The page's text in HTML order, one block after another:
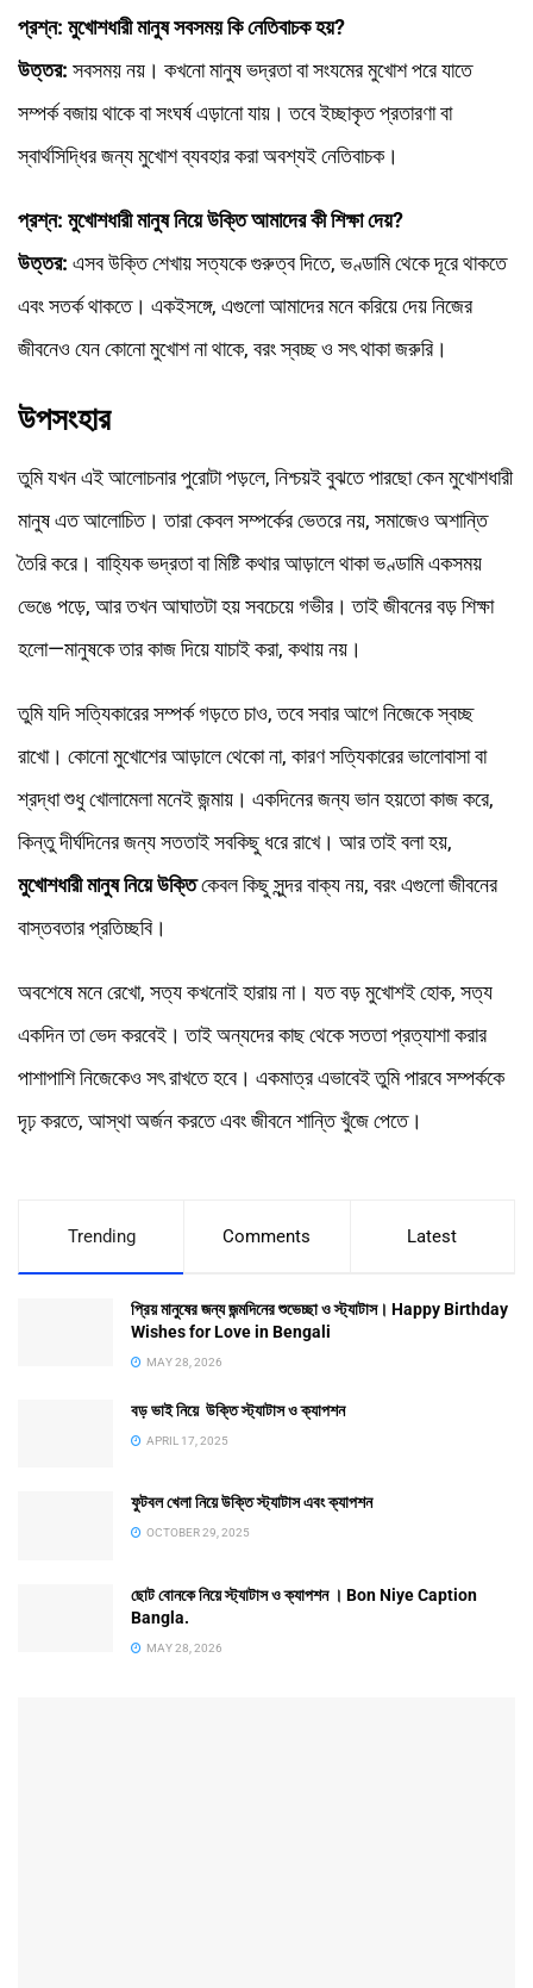
প্রশ্ন: মুখোশধারী মানুষ সবসময় কি নেতিবাচক হয়?
উত্তর: সবসময় নয়। কখনো মানুষ ভদ্রতা বা সংযমের মুখোশ পরে যাতে
সম্পর্ক বজায় থাকে বা সংঘর্ষ এড়ানো যায়। তবে ইচ্ছাকৃত প্রতারণা বা
স্বার্থসিদ্ধির জন্য মুখোশ ব্যবহার করা অবশ্যই নেতিবাচক।
প্রশ্ন: মুখোশধারী মানুষ নিয়ে উক্তি আমাদের কী শিক্ষা দেয়?
উত্তর: এসব উক্তি শেখায় সত্যকে গুরুত্ব দিতে, ভণ্ডামি থেকে দূরে থাকতে
এবং সতর্ক থাকতে। একইসঙ্গে, এগুলো আমাদের মনে করিয়ে দেয় নিজের
জীবনেও যেন কোনো মুখোশ না থাকে, বরং স্বচ্ছ ও সৎ থাকা জরুরি।
উপসংহার
তুমি যখন এই আলোচনার পুরোটা পড়লে, নিশ্চয়ই বুঝতে পারছো কেন মুখোশধারী
মানুষ এত আলোচিত। তারা কেবল সম্পর্কের ভেতরে নয়, সমাজেও অশান্তি
তৈরি করে। বাহ্যিক ভদ্রতা বা মিষ্টি কথার আড়ালে থাকা ভণ্ডামি একসময়
ভেঙে পড়ে, আর তখন আঘাতটা হয় সবচেয়ে গভীর। তাই জীবনের বড় শিক্ষা
হলো—মানুষকে তার কাজ দিয়ে যাচাই করা, কথায় নয়।
তুমি যদি সত্যিকারের সম্পর্ক গড়তে চাও, তবে সবার আগে নিজেকে স্বচ্ছ
রাখো। কোনো মুখোশের আড়ালে থেকো না, কারণ সত্যিকারের ভালোবাসা বা
শ্রদ্ধা শুধু খোলামেলা মনেই জন্মায়। একদিনের জন্য ভান হয়তো কাজ করে,
কিন্তু দীর্ঘদিনের জন্য সততাই সবকিছু ধরে রাখে। আর তাই বলা হয়,
মুখোশধারী মানুষ নিয়ে উক্তিকেবল কিছু সুন্দর বাক্য নয়, বরং এগুলো জীবনের
বাস্তবতার প্রতিচ্ছবি।
অবশেষে মনে রেখো, সত্য কখনোই হারায় না। যত বড় মুখোশই হোক, সত্য
একদিন তা ভেদ করবেই। তাই অন্যদের কাছ থেকে সততা প্রত্যাশা করার
পাশাপাশি নিজেকেও সৎ রাখতে হবে। একমাত্র এভাবেই তুমি পারবে সম্পর্ককে
দৃঢ় করতে, আস্থা অর্জন করতে এবং জীবনে শান্তি খুঁজে পেতে।
Trending Comments Latest
প্রিয় মানুষের জন্য জন্মদিনের শুভেচ্ছা ও স্ট্যাটাস। Happy Birthday
Wishes for Love in Bengali
MAY 28, 2026
বড় ভাই নিয়ে উক্তি স্ট্যাটাস ও ক্যাপশন
APRIL 17, 2025
ফুটবল খেলা নিয়ে উক্তি স্ট্যাটাস এবং ক্যাপশন
OCTOBER 29, 2025
ছোট বোনকে নিয়ে স্ট্যাটাস ও ক্যাপশন । Bon Niye Caption
Bangla.
MAY 28, 2026